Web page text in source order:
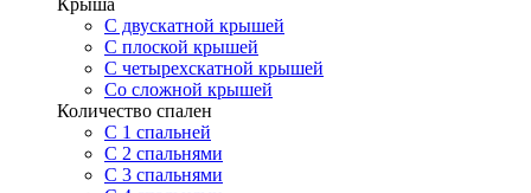
Крыша
С двускатной крышей
С плоской крышей
С четырехскатной крышей
Со сложной крышей
Количество спален
С 1 спальней
С 2 спальнями
С 3 спальнями